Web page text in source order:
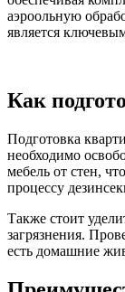
аэроольную
является
Как
Подготовка
необходимо
мебель от стен,
процессу
Также стоит
загрязнения.
есть домашние